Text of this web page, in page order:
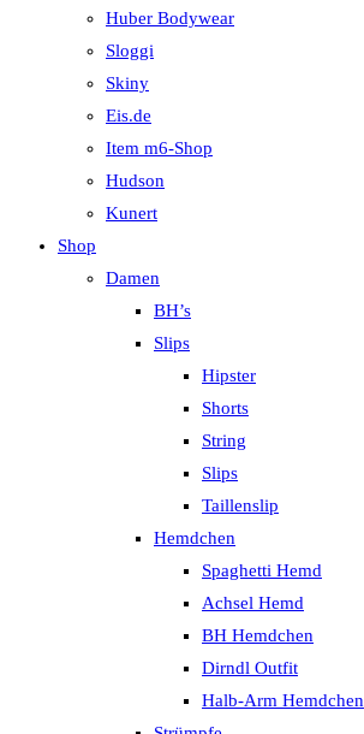
Huber Bodywear
Sloggi
Skiny
Eis.de
Item m6-Shop
Hudson
Kunert
Shop
Damen
BH’s
Slips
Hipster
Shorts
String
Slips
Taillenslip
Hemdchen
Spaghetti Hemd
Achsel Hemd
BH Hemdchen
Dirndl Outfit
Halb-Arm Hemdchen